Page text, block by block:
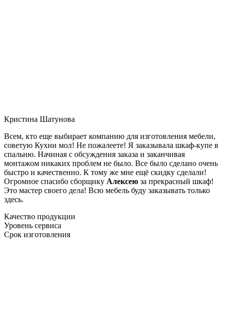
Кристина Шатунова
Всем, кто еще выбирает компанию для изготовления мебели,
советую Кухни мол! Не пожалеете! Я заказывала шкаф-купе в
спальню. Начиная с обсуждения заказа и заканчивая
монтажом никаких проблем не было. Все было сделано очень
быстро и качественно. К тому же мне ещё скидку сделали!
Огромное спасибо сборщику Алексею за прекрасный шкаф!
Это мастер своего дела! Всю мебель буду заказывать только
здесь.
Качество продукции
Уровень сервиса
Срок изготовления